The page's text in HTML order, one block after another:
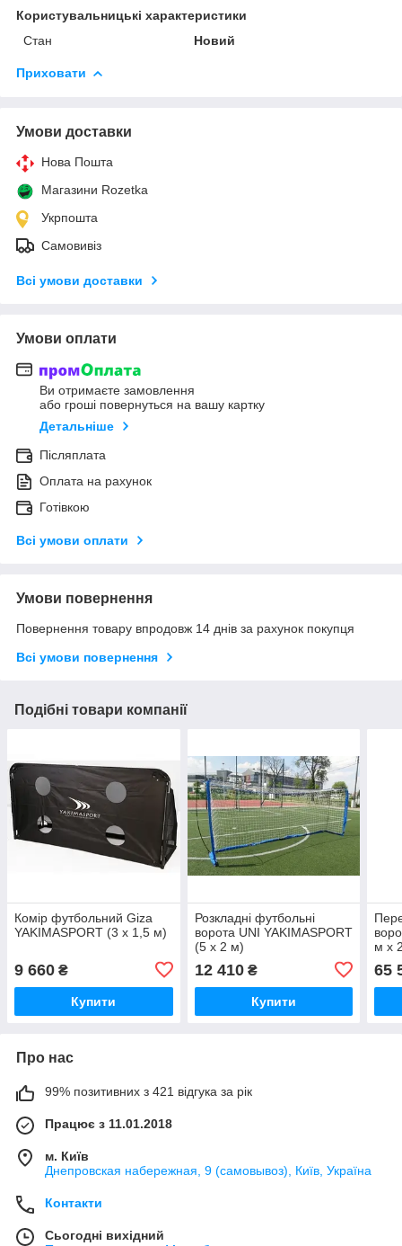
Користувальницькі характеристики
Стан
Новий
Приховати
Умови доставки
Нова Пошта
Магазини Rozetka
Укрпошта
Самовивіз
Всі умови доставки
Умови оплати
Ви отримаєте замовлення
або гроші повернуться на вашу картку
Детальніше
Післяплата
Оплата на рахунок
Готівкою
Всі умови оплати
Умови повернення
Повернення товару впродовж 14 днів за рахунок покупця
Всі умови повернення
Подібні товари компанії
Комір футбольний Giza
YAKIMASPORT (3 x 1,5 м)
9 660 ₴
Купити
Розкладні футбольні
ворота UNI YAKIMASPORT
(5 x 2 м)
12 410₴
Купити
м x
65
Про нас
99% позитивних з 421 відгука за рік
Працює з 11.01.2018
м. Київ
Днепровская набережная, 9 (самовывоз), Київ, Україна
Контакти
Сьогодні вихідний